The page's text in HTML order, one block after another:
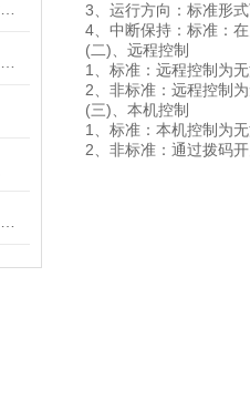
3、运行方向：标准形
4、中断保持：标准：
(二)、远程控制
1、标准：远程控制为
2、非标准：远程控制
(三)、本机控制
1、标准：本机控制为
2、非标准：通过拨码